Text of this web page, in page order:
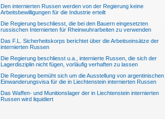
Den internierten Russen werden von der Regierung keine
Arbeitsbewilligungen für die Industrie erteilt
Die Regierung beschliesst, die bei den Bauern eingesetzten
russischen Internierten für Rheinwuhrarbeiten zu verwenden
Das F.L. Sicherheitskorps berichtet über die Arbeitseinsätze der
internierten Russen
Die Regierung beschliesst u.a., internierte Russen, die sich der
Lagerdisziplin nicht fügen, vorläufig verhaften zu lassen
Die Regierung bemüht sich um die Ausstellung von argentinischen
Einwanderungsvisa für die in Liechtenstein internierten Russen
Das Waffen- und Munitionslager der in Liechtenstein internierten
Russen wird liquidiert